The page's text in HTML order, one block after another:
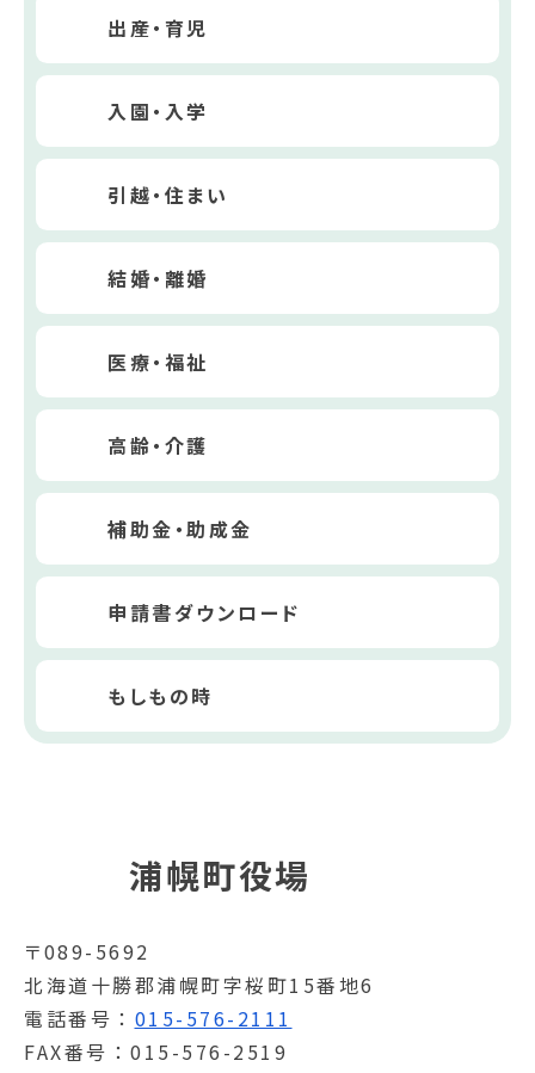
出産・育児
入園・入学
引越・住まい
結婚・離婚
医療・福祉
高齢・介護
補助金・助成金
申請書ダウンロード
もしもの時
浦幌町役場
〒089-5692
北海道十勝郡浦幌町字桜町15番地6
電話番号
015-576-2111
FAX番号
015-576-2519